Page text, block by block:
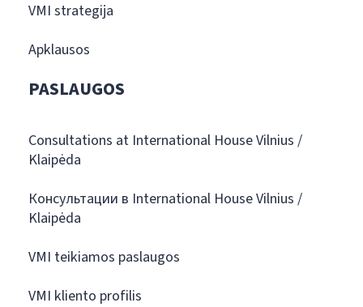
VMI strategija
Apklausos
PASLAUGOS
Consultations at International House Vilnius /
Klaipėda
Консультации в International House Vilnius /
Klaipėda
VMI teikiamos paslaugos
VMI kliento profilis